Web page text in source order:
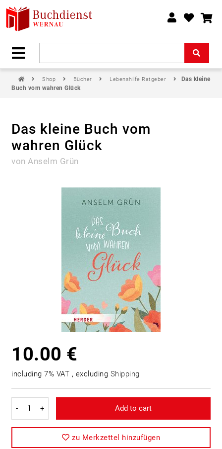
Shop Bücher Lebenshilfe Ratgeber
Das kleine
Buch vom wahren Glück
Das kleine Buch vom
wahren Glück
von Anselm Grün
10.00 €
including 7% VAT , excluding Shipping
- + Add to cart
zu Merkzettel hinzufügen